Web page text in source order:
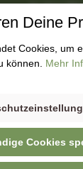
In den
Deine
Cookies, um
können. Mehr
Cookies